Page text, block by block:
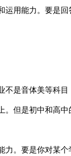
运用能力。要是
不是音体美等科
但是初中和高中
力。要是你对某